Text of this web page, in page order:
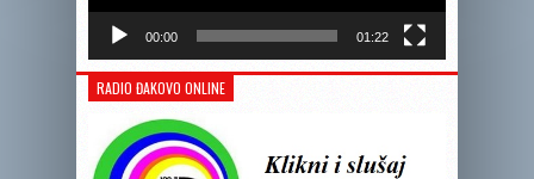
00:00 01:22
RADIO ĐAKOVO ONLINE